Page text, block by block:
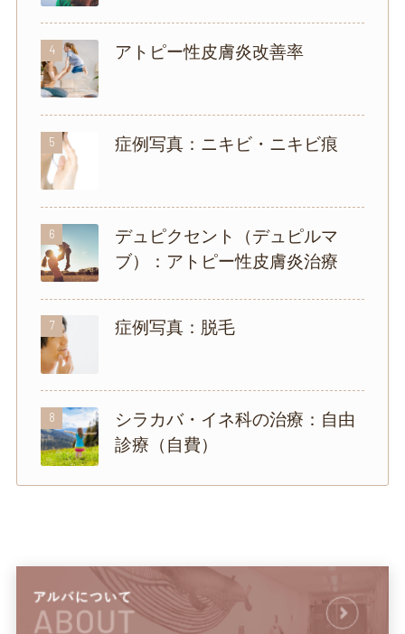
4 アトピー性皮膚炎改善率
5 症例写真：ニキビ・ニキビ痕
6
デュピクセント（デュピルマ
ブ）：アトピー性皮膚炎治療
7 症例写真：脱毛
8
シラカバ・イネ科の治療：自由
診療（自費）